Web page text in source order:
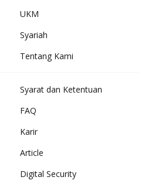
UKM
Syariah
Tentang Kami
Syarat dan Ketentuan
FAQ
Karir
Article
Digital Security